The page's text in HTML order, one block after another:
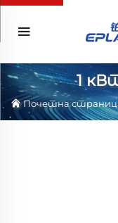
1
Почетна